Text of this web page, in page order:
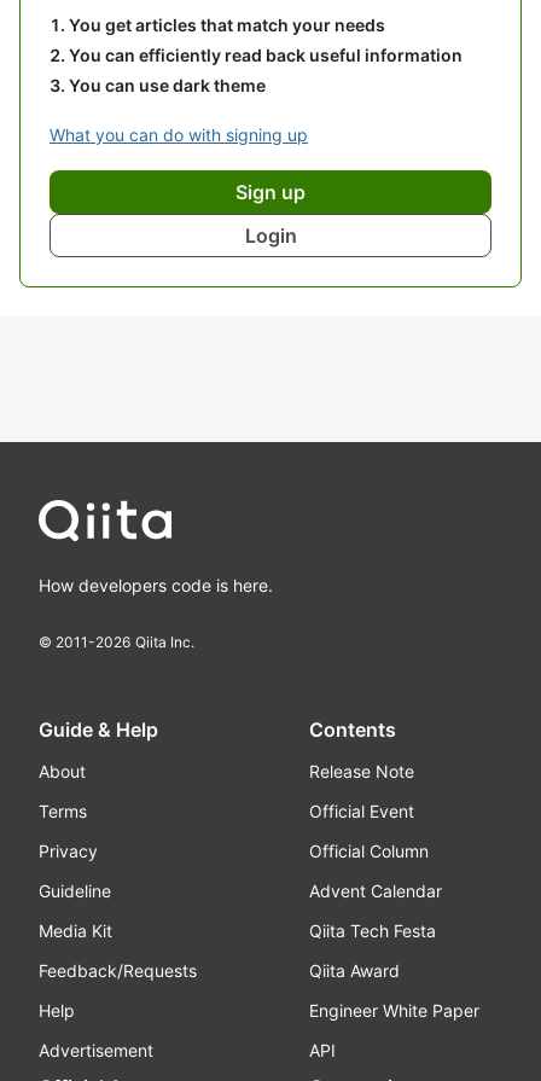
You get articles that match your needs
You can efficiently read back useful information
You can use dark theme
What you can do with signing up
Sign up
Login
How developers code is here.
© 2011-2026 Qiita Inc.
Guide & Help
About
Terms
Privacy
Guideline
Media Kit
Feedback/Requests
Help
Advertisement
Contents
Release Note
Official Event
Official Column
Advent Calendar
Qiita Tech Festa
Qiita Award
Engineer White Paper
API